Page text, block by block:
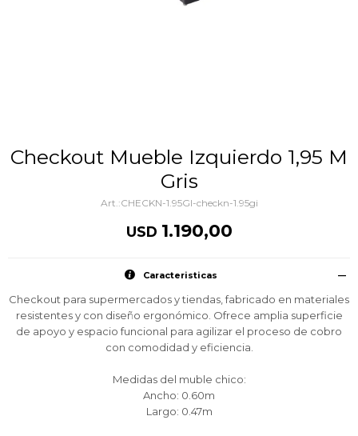
Checkout Mueble Izquierdo 1,95 M
Gris
CHECKN-1.95GI-checkn-1.95gi
USD 1.190,00
Caracteristicas
Checkout para supermercados y tiendas, fabricado en materiales
resistentes y con diseño ergonómico. Ofrece amplia superficie
de apoyo y espacio funcional para agilizar el proceso de cobro
con comodidad y eficiencia.
Medidas del muble chico:
Ancho: 0.60m
Largo: 0.47m